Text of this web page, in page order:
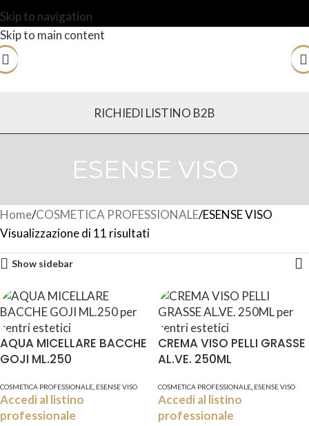
Skip to navigation
Skip to main content
RICHIEDI LISTINO B2B
ESENSE VISO
Home COSMETICA PROFESSIONALE ESENSE VISO
Visualizzazione di 11 risultati
Show sidebar
AQUA MICELLARE BACCHE
GOJI ML.250
COSMETICA PROFESSIONALE ESENSE VISO
Accedi al listino
professionale
CREMA VISO PELLI GRASSE
AL.VE. 250ML
COSMETICA PROFESSIONALE ESENSE VISO
Accedi al listino
professionale